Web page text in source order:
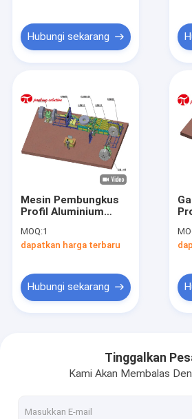
Produk
Tentang kami
Tur Pabrik
Permintaan Penawaran
Mesin Pembungkus Kumparan
Hubungi sekarang
Mesin Pembungkus
Profil Aluminium
90r / Min Efisiensi
Tinggi
MOQ:1
dapatkan harga terbaru
Hubungi sekarang
Tinggalkan
Kami Akan Membalas